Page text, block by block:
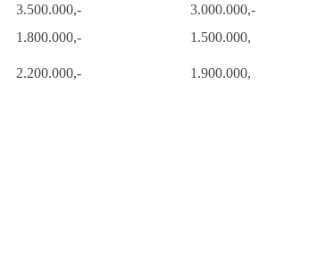
3.500.000,-
3.000.000,-
1.800.000,-
1.500.000,
2.200.000,- 1.900.000,